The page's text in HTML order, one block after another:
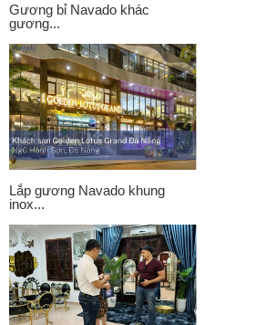
Gương bỉ Navado khác
gương...
Lắp gương Navado khung
inox...